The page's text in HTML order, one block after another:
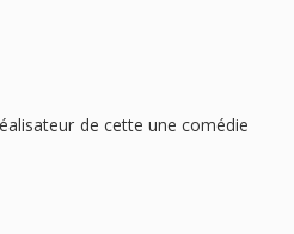
de cette une comédie